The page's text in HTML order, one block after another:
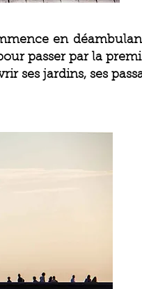
en
passer par la
ses jardins, ses